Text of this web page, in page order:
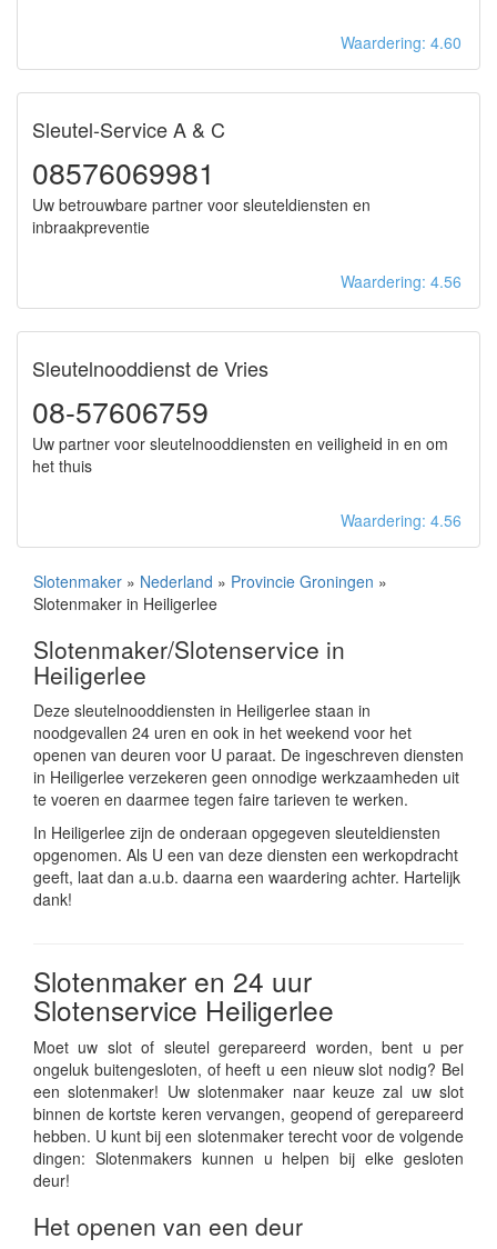
Waardering: 4.60
Sleutel-Service A & C
08576069981
Uw betrouwbare partner voor sleuteldiensten en
inbraakpreventie
Waardering: 4.56
Sleutelnooddienst de Vries
08-57606759
Uw partner voor sleutelnooddiensten en veiligheid in en om
het thuis
Waardering: 4.56
Slotenmaker » Nederland » Provincie Groningen »
Slotenmaker in Heiligerlee
Slotenmaker/Slotenservice in
Heiligerlee
Deze sleutelnooddiensten in Heiligerlee staan in
noodgevallen 24 uren en ook in het weekend voor het
openen van deuren voor U paraat. De ingeschreven diensten
in Heiligerlee verzekeren geen onnodige werkzaamheden uit
te voeren en daarmee tegen faire tarieven te werken.
In Heiligerlee zijn de onderaan opgegeven sleuteldiensten
opgenomen. Als U een van deze diensten een werkopdracht
geeft, laat dan a.u.b. daarna een waardering achter. Hartelijk
dank!
Slotenmaker en 24 uur
Slotenservice Heiligerlee
Moet uw slot of sleutel gerepareerd worden, bent u per
ongeluk buitengesloten, of heeft u een nieuw slot nodig? Bel
een slotenmaker! Uw slotenmaker naar keuze zal uw slot
binnen de kortste keren vervangen, geopend of gerepareerd
hebben. U kunt bij een slotenmaker terecht voor de volgende
dingen: Slotenmakers kunnen u helpen bij elke gesloten
deur!
Het openen van een deur